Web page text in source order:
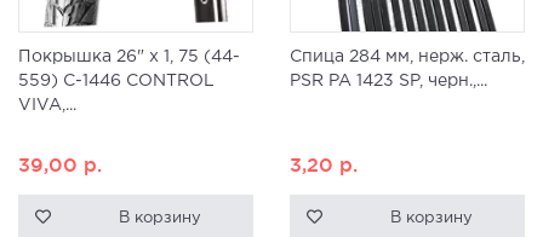
Покрышка 26" x 1, 75 (44-
559) C-1446 CONTROL
VIVA,...
39,00 р.
В корзину
Спица 284 мм, нерж. сталь,
PSR PA 1423 SP, черн.,...
3,20 р.
В корзину